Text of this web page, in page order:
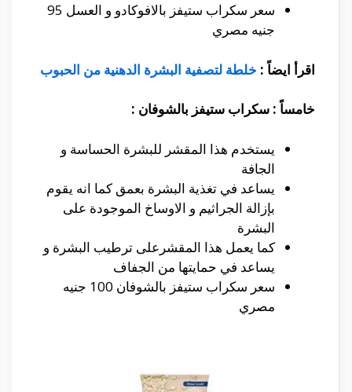
سعر سكراب ستيفز بالافوكادو و العسل 95
جنيه مصري
اقرأ ايضاً : خلطة لتصفية البشرة الدهنية من الحبوب
خامساً : سكراب ستيفز بالشوفان :
يستخدم هذا المقشر للبشرة الحساسة و
الجافة
يساعد في تغذية البشرة بعمق كما انه يقوم
بإزالة الجراثيم و الاوساخ الموجودة على
البشرة
كما يعمل هذا المقشرعلى ترطيب البشرة و
يساعد في حمايتها من الجفاف
سعر سكراب ستيفز بالشوفان 100 جنيه
مصري